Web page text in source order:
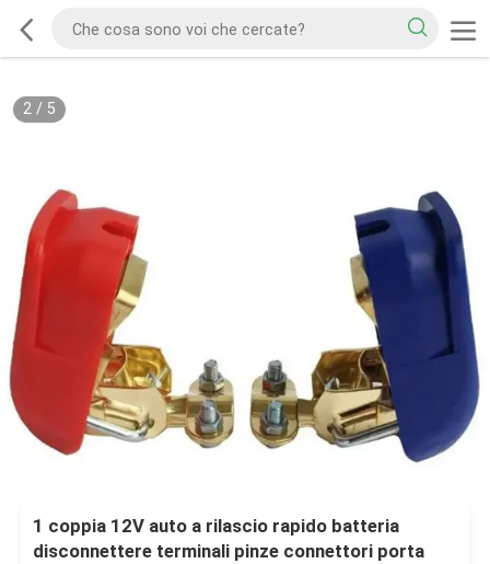
2/ 5
1 coppia 12V auto a rilascio rapido batteria
disconnettere terminali pinze connettori porta